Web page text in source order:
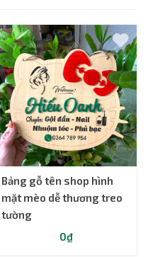
Bảng gỗ tên shop hình
mặt mèo dễ thương treo
tường
0₫